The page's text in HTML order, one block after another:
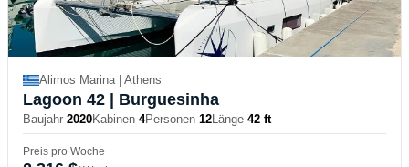
Alimos Marina | Athens
Lagoon 42 | Burguesinha
Baujahr 2020Kabinen 4Personen 12Länge 42 ft
Preis pro Woche